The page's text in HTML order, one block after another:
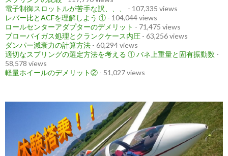
電子制御スロットルが苦手な訳、、、
- 107,335 views
レバー比とACFを理解しよう ① - 104,044 views
ロールセンターアダプターのデメリット - 71,475 views
ブローバイガス処理とクランクケース内圧 - 63,256 views
ダンパー減衰力の計算方法 - 60,294 views
適切なスプリングの選定方法を考える ① バネ上重量と固有振動数 -
58,578 views
軽量ホイールのデメリット② - 51,027 views